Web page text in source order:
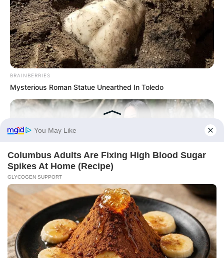
BRAINBERRIES
Mysterious Roman Statue Unearthed In Toledo
BRAINBERRIES
Guess Their Job — Most People Get It Wrong